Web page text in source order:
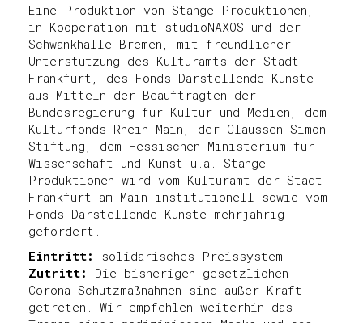
Eine Produktion von Stange Produktionen,
in Kooperation mit studioNAXOS und der
Schwankhalle Bremen, mit freundlicher
Unterstützung des Kulturamts der Stadt
Frankfurt, des Fonds Darstellende Künste
aus Mitteln der Beauftragten der
Bundesregierung für Kultur und Medien, dem
Kulturfonds Rhein-Main, der Claussen-Simon-
Stiftung, dem Hessischen Ministerium für
Wissenschaft und Kunst u.a. Stange
Produktionen wird vom Kulturamt der Stadt
Frankfurt am Main institutionell sowie vom
Fonds Darstellende Künste mehrjährig
gefördert.
Eintritt:
solidarisches Preissystem
Zutritt:
Die bisherigen gesetzlichen
Corona-Schutzmaßnahmen sind außer Kraft
getreten. Wir empfehlen weiterhin das